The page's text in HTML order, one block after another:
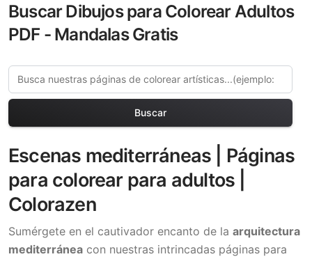
Buscar Dibujos para Colorear Adultos
PDF - Mandalas Gratis
Buscar
Escenas mediterráneas | Páginas
para colorear para adultos |
Colorazen
Sumérgete en el cautivador encanto de la arquitectura
mediterránea con nuestras intrincadas páginas para